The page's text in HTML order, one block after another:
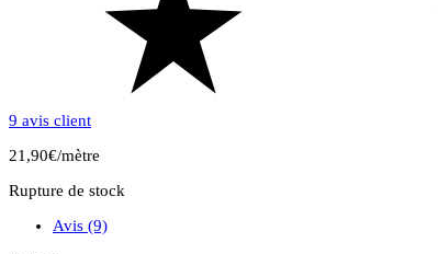
9 avis client
21,90€/mètre
Rupture de stock
Avis (9)